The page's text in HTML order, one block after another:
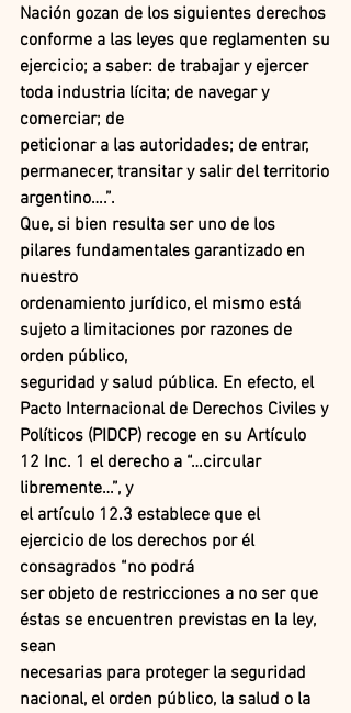
Nación gozan de los siguientes derechos
conforme a las leyes que reglamenten su
ejercicio; a saber: de trabajar y ejercer
toda industria lícita; de navegar y
comerciar; de
peticionar a las autoridades; de entrar,
permanecer, transitar y salir del territorio
argentino….”.
Que, si bien resulta ser uno de los
pilares fundamentales garantizado en
nuestro
ordenamiento jurídico, el mismo está
sujeto a limitaciones por razones de
orden público,
seguridad y salud pública. En efecto, el
Pacto Internacional de Derechos Civiles y
Políticos (PIDCP) recoge en su Artículo
12 Inc. 1 el derecho a “…circular
libremente…”, y
el artículo 12.3 establece que el
ejercicio de los derechos por él
consagrados “no podrá
ser objeto de restricciones a no ser que
éstas se encuentren previstas en la ley,
sean
necesarias para proteger la seguridad
nacional, el orden público, la salud o la